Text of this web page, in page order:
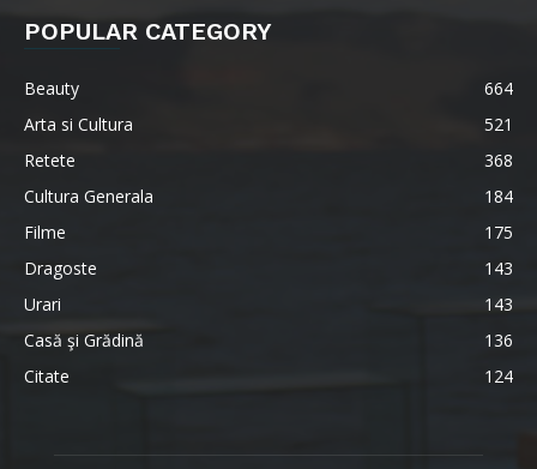
POPULAR CATEGORY
Beauty
664
Arta si Cultura
521
Retete
368
Cultura Generala
184
Filme
175
Dragoste
143
Urari
143
Casă şi Grădină
136
Citate
124